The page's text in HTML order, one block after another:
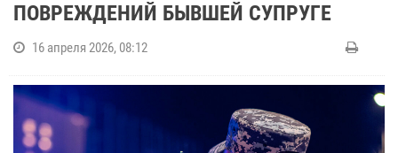
ПОВРЕЖДЕНИЙ БЫВШЕЙ СУПРУГЕ
16 апреля 2026, 08:12